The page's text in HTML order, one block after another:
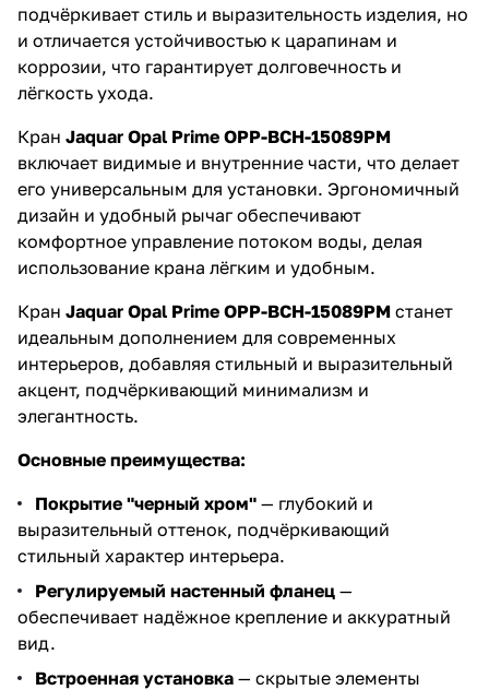
подчёркивает стиль и выразительность изделия, но
и отличается устойчивостью к царапинам и
коррозии, что гарантирует долговечность и
лёгкость ухода.
Кран Jaquar Opal Prime OPP-BCH-15089PM
включает видимые и внутренние части, что делает
его универсальным для установки. Эргономичный
дизайн и удобный рычаг обеспечивают
комфортное управление потоком воды, делая
использование крана лёгким и удобным.
Кран Jaquar Opal Prime OPP-BCH-15089PM станет
идеальным дополнением для современных
интерьеров, добавляя стильный и выразительный
акцент, подчёркивающий минимализм и
элегантность.
Основные преимущества:
Покрытие "черный хром" — глубокий и
выразительный оттенок, подчёркивающий
стильный характер интерьера.
Регулируемый настенный фланец —
обеспечивает надёжное крепление и аккуратный
вид.
Встроенная установка — скрытые элементы